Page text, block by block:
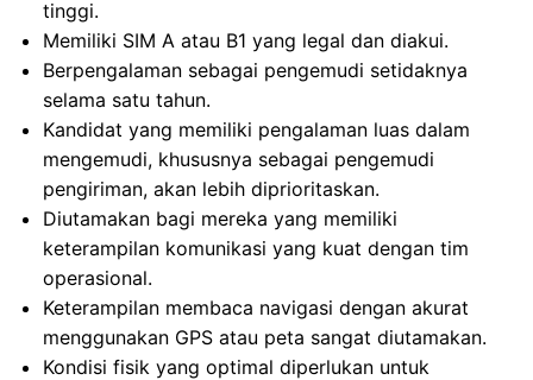
tinggi.
Memiliki SIM A atau B1 yang legal dan diakui.
Berpengalaman sebagai pengemudi setidaknya
selama satu tahun.
Kandidat yang memiliki pengalaman luas dalam
mengemudi, khususnya sebagai pengemudi
pengiriman, akan lebih diprioritaskan.
Diutamakan bagi mereka yang memiliki
keterampilan komunikasi yang kuat dengan tim
operasional.
Keterampilan membaca navigasi dengan akurat
menggunakan GPS atau peta sangat diutamakan.
Kondisi fisik yang optimal diperlukan untuk